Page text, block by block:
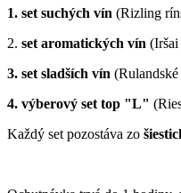
1. set suchých vín (Rizling
2. set aromatických vín (Iršai
3. set sladších vín
4. výberový set top "L"
Každý set pozostáva zo